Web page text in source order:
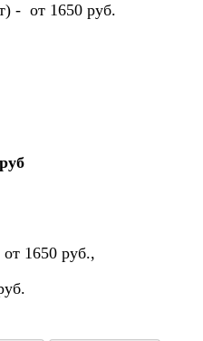
- от 1650 руб.
1650 руб.,